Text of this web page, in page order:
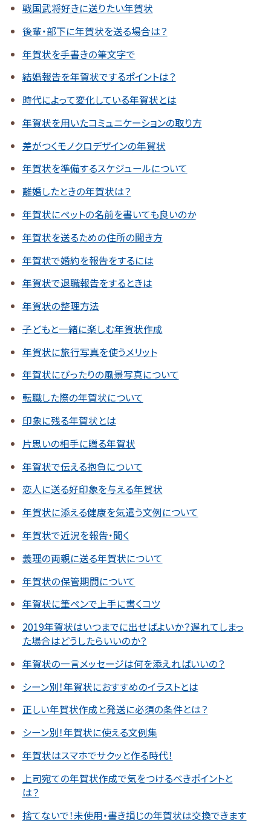
戦国武将好きに送りたい年賀状
後輩・部下に年賀状を送る場合は？
年賀状を手書きの筆文字で
結婚報告を年賀状でするポイントは？
時代によって変化している年賀状とは
年賀状を用いたコミュニケーションの取り方
差がつくモノクロデザインの年賀状
年賀状を準備するスケジュールについて
離婚したときの年賀状は？
年賀状にペットの名前を書いても良いのか
年賀状を送るための住所の聞き方
年賀状で婚約を報告をするには
年賀状で退職報告をするときは
年賀状の整理方法
子どもと一緒に楽しむ年賀状作成
年賀状に旅行写真を使うメリット
年賀状にぴったりの風景写真について
転職した際の年賀状について
印象に残る年賀状とは
片思いの相手に贈る年賀状
年賀状で伝える抱負について
恋人に送る好印象を与える年賀状
年賀状に添える健康を気遣う文例について
年賀状で近況を報告・聞く
義理の両親に送る年賀状について
年賀状の保管期間について
年賀状に筆ペンで上手に書くコツ
2019年賀状はいつまでに出せばよいか？遅れてしまっ
た場合はどうしたらいいのか？
年賀状の一言メッセージは何を添えればいいの？
シーン別！年賀状におすすめのイラストとは
正しい年賀状作成と発送に必須の条件とは？
シーン別！年賀状に使える文例集
年賀状はスマホでサクッと作る時代！
上司宛ての年賀状作成で気をつけるべきポイントと
は？
捨てないで！未使用・書き損じの年賀状は交換できます